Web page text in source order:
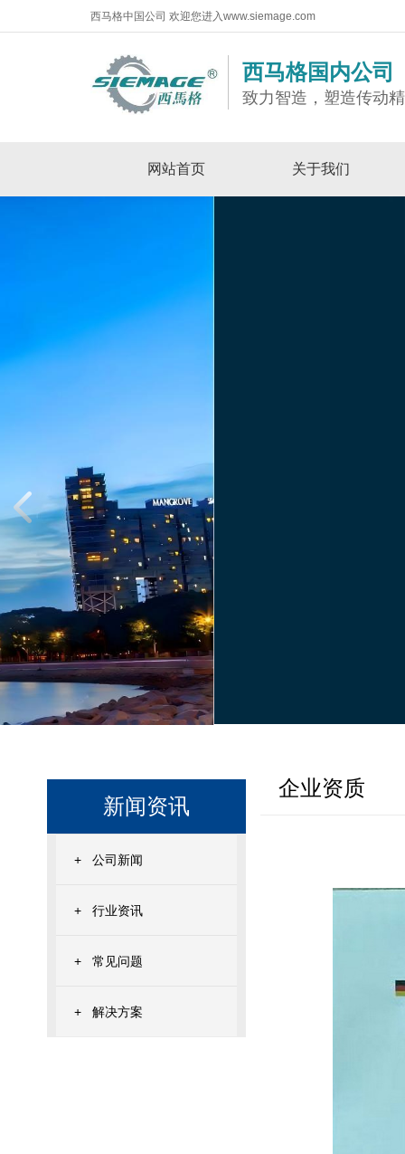
西马格中国公司 欢迎您进入www.siemage.com
西马格国内公司
致力智造，塑造传动
网站首页 关于我们
新闻资讯
+ 公司新闻
+ 行业资讯
+ 常见问题
+ 解决方案
企业资质